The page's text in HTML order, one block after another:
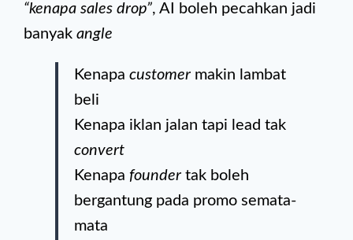
“kenapa sales drop”, AI boleh pecahkan jadi
banyak angle
Kenapa customer makin lambat
beli
Kenapa iklan jalan tapi lead tak
convert
Kenapa founder tak boleh
bergantung pada promo semata-
mata